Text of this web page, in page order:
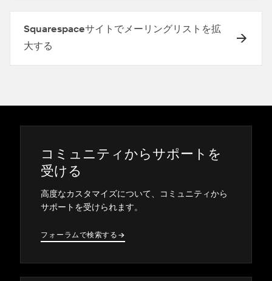
Squarespaceサイトでメーリングリストを拡
大する
コミ⁠ュニテ⁠ィからサポ⁠ートを
受ける
高度なカスタマイズについて⁠、コミ⁠ュニテ⁠ィから
サポ⁠ートを受けられます⁠。
フ⁠ォ⁠ーラムで検索する →
→